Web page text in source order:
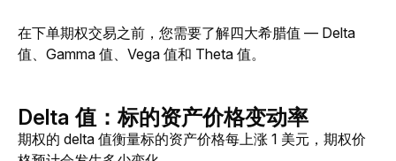
在下单期权交易之前，您需要了解四大希腊值 — Delta
值、Gamma 值、Vega 值和 Theta 值。
Delta 值：标的资产价格变动率
期权的 delta 值衡量标的资产价格每上涨 1 美元，期权价